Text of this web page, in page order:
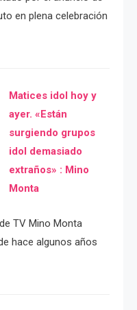
en plena celebración
Matices idol hoy y
ayer. «Están
surgiendo grupos
idol demasiado
extraños» : Mino
Monta
TV Mino Monta
hace algunos años